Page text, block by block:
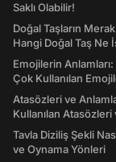
Saklı Olabilir!
Doğal Taşların
Hangi Doğal Taş Ne
Emojilerin
Çok Kullanılan
Atasözleri ve
Kullanılan Atasözleri
Tavla Diziliş Şekli
ve Oynama Yönleri